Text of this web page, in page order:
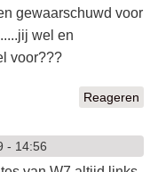
gewaarschuwd voor
wel en
voor???
Reageren
- 14:56